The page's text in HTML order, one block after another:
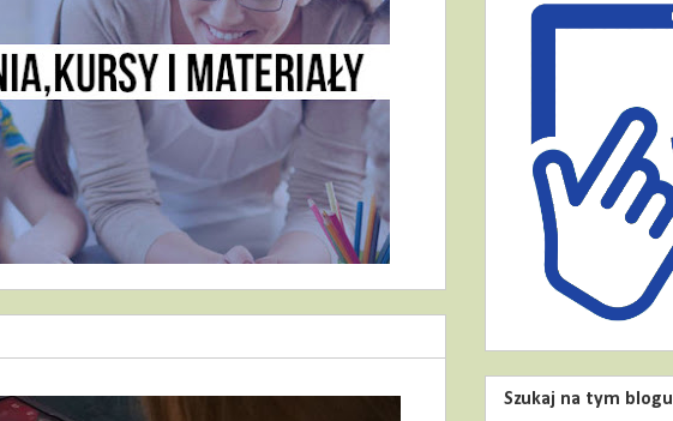
Szukaj na tym blogu